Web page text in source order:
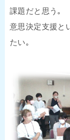
課題だと思う｡
意思決定支援と
たい｡